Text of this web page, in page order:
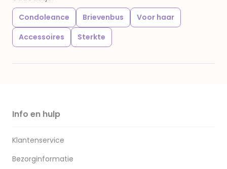
Condoleance Brievenbus
Voor haar
Accessoires
Sterkte
Info en hulp
Klantenservice
Bezorginformatie